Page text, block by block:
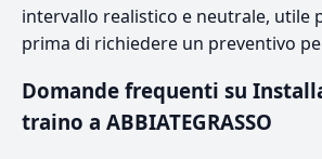
intervallo realistico e neutrale, utile
prima di richiedere un preventivo
Domande frequenti su
traino a ABBIATEGRASSO